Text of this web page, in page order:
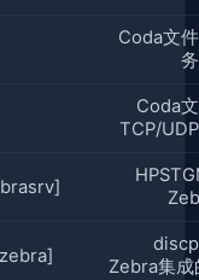
Coda文
Coda
TCP/
Zebra集